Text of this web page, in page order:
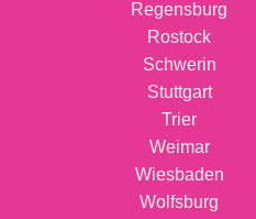
Regensburg
Rostock
Schwerin
Stuttgart
Trier
Weimar
Wiesbaden
Wolfsburg